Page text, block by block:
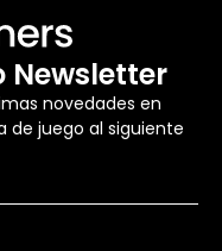
Newsletter
novedades en
de juego al siguiente